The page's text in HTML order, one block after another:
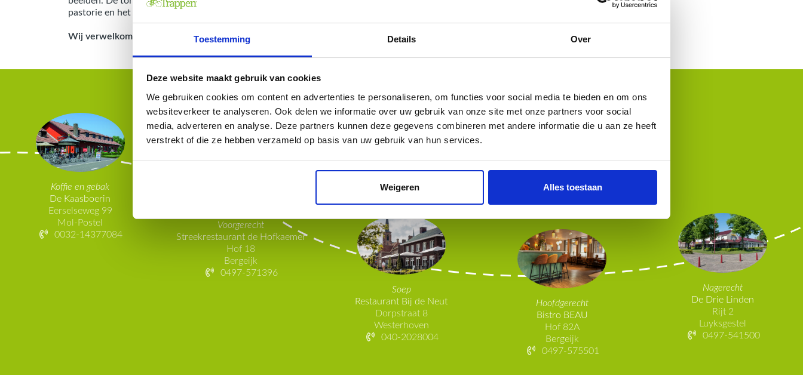
Toestemming Details Over
Deze website maakt gebruik van cookies
We gebruiken cookies om content en advertenties te personaliseren, om functies voor social media te bieden en om ons
websiteverkeer te analyseren. Ook delen we informatie over uw gebruik van onze site met onze partners voor social
media, adverteren en analyse. Deze partners kunnen deze gegevens combineren met andere informatie die u aan ze heeft
verstrekt of die ze hebben verzameld op basis van uw gebruik van hun services.
Weigeren Alles toestaan
pastorie en het kerkhofhek, is een rijksmonument.
Wij verwelkomen u graag op deze Happen en Trappen route!
Hoe ziet een dagje
Teutenland in de Kempeneruit?
Maak kennis met onze gastvrije restaurants
Koffie en gebak
De Kaasboerin
Eerselseweg 99
Mol-Postel
0032-14377084
Voorgerecht
Streekrestaurant de Hofkaemer
Hof 18
Bergeijk
0497-571396
Soep
Restaurant Bij de Neut
Dorpstraat 8
Westerhoven
040-2028004
Hoofdgerecht
Bistro BEAU
Hof 82A
Bergeijk
0497-575501
Nagerecht
De Drie Linden
Rijt 2
Luyksgestel
0497-541500